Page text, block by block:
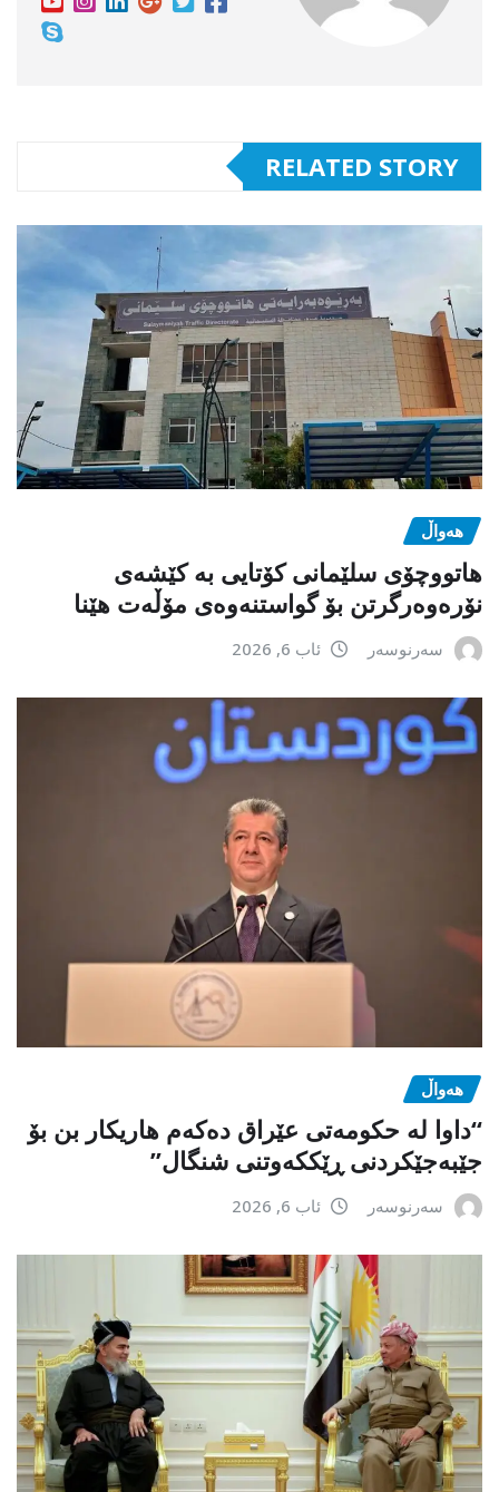
RELATED STORY
هەواڵ
هاتووچۆی سلێمانی کۆتایی بە کێشەی
نۆرەوەرگرتن بۆ گواستنەوەی مۆڵەت هێنا
سەرنوسەر ئاب 6, 2026
هەواڵ
“داوا لە حكومەتی عێراق دەكەم هاریكار بن بۆ
جێبەجێكردنی ڕێككەوتنی شنگال”
سەرنوسەر ئاب 6, 2026